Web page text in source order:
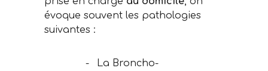
évoque souvent les pathologies
suivantes :
La Broncho-